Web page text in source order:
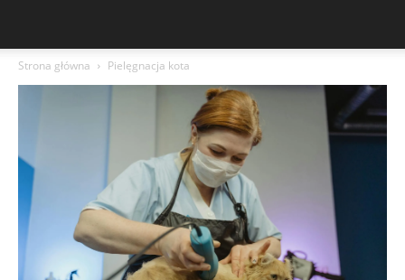
Strona główna Pielęgnacja kota